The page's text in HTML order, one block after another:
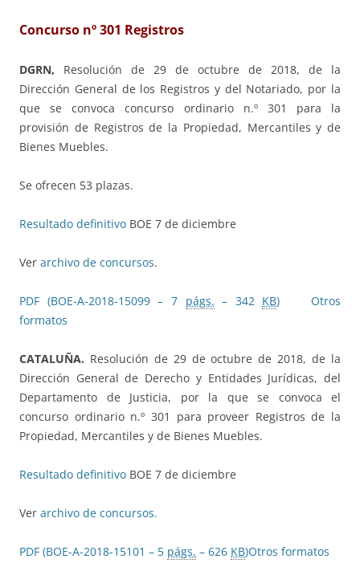
Concurso nº 301 Registros
DGRN, Resolución de 29 de octubre de 2018, de la
Dirección General de los Registros y del Notariado, por la
que se convoca concurso ordinario n.º 301 para la
provisión de Registros de la Propiedad, Mercantiles y de
Bienes Muebles.
Se ofrecen 53 plazas.
Resultado definitivo BOE 7 de diciembre
Ver archivo de concursos.
PDF (BOE-A-2018-15099 – 7 págs. – 342 KB)
Otros
formatos
CATALUÑA. Resolución de 29 de octubre de 2018, de la
Dirección General de Derecho y Entidades Jurídicas, del
Departamento de Justicia, por la que se convoca el
concurso ordinario n.º 301 para proveer Registros de la
Propiedad, Mercantiles y de Bienes Muebles.
Resultado definitivo BOE 7 de diciembre
Ver archivo de concursos.
PDF (BOE-A-2018-15101 – 5 págs. – 626 KB)Otros formatos